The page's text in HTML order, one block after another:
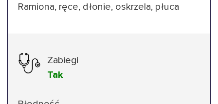
Ramiona, ręce, dłonie, oskrzela, płuca
Zabiegi
Tak